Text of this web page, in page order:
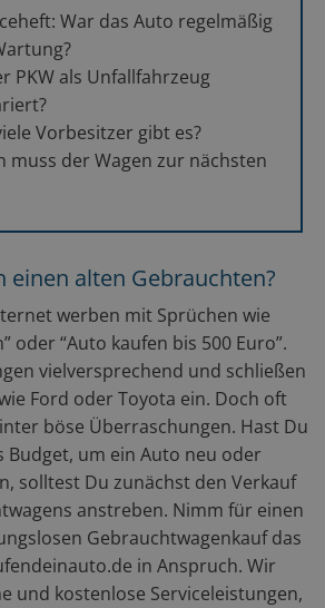
War das Auto regelmäßig
PKW als Unfallfahrzeug
Vorbesitzer gibt es?
muss der Wagen zur nächsten
einen alten Gebrauchten?
werben mit Sprüchen wie
oder “Auto kaufen bis 500 Euro”.
vielversprechend und schließen
Ford oder Toyota ein. Doch oft
böse Überraschungen. Hast Du
Budget, um ein Auto neu oder
solltest Du zunächst den Verkauf
anstreben. Nimm für einen
Gebrauchtwagenkauf das
in Anspruch. Wir
und kostenlose Serviceleistungen,